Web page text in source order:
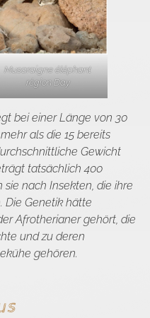
Musaraigne éléphant
région Day
bei einer Länge von 30
als die 15 bereits
Gewicht
tatsächlich 400
sie nach Insekten, die ihre
Die Genetik hätte
Afrotherianer gehört, die
und zu deren
gehören.